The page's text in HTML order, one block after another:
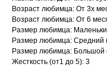
Возраст любимца: От 3х
Возраст любимца: От 6
Размер любимца:
Размер любимца: Средний
Размер любимца: Большой
Жесткость (от1 до 5): 3